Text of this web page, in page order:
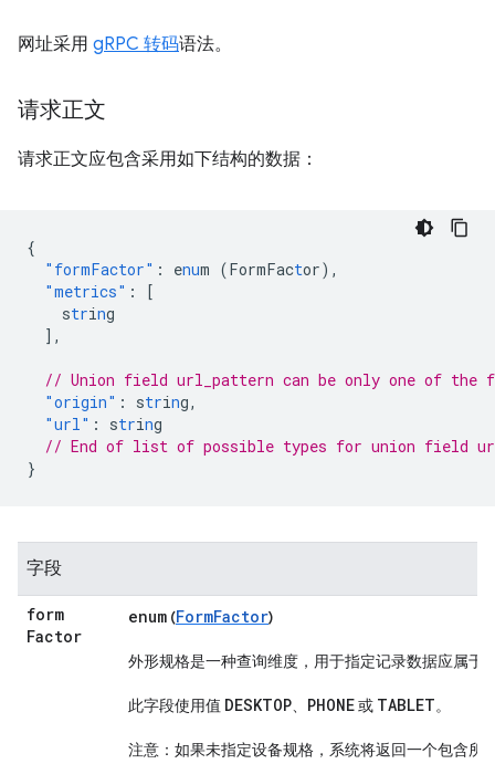
网址采用 gRPC 转码语法。
请求正文
请求正文应包含采用如下结构的数据：
{
"formFactor" : enum (FormFactor) ,
"metrics" :
[
string
],
// Union field url_pattern can be only one of the
"origin" : string,
"url" : string
// End of list of possible types for union field
}
字段
form
Factor
enum (FormFactor)
外形规格是一种查询维度，用于指定记录数据应属于
此字段使用值 DESKTOP、 PHONE或 TABLET。
注意：如果未指定设备规格，系统将返回一个包含所